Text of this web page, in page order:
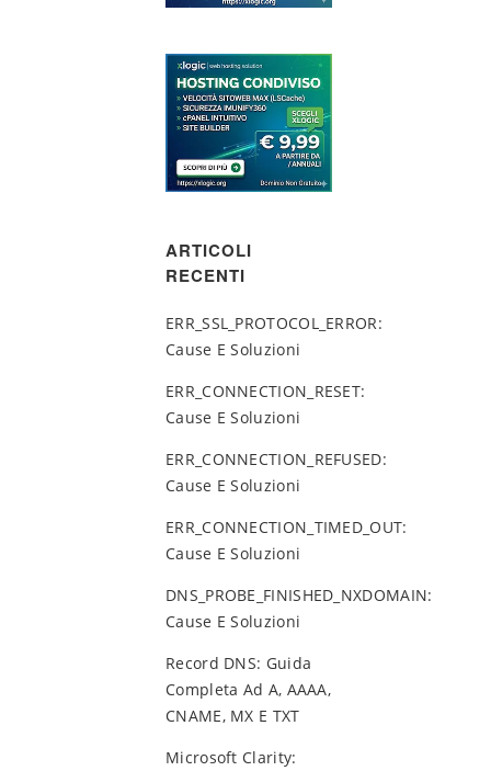
ARTICOLI
RECENTI
ERR_SSL_PROTOCOL_ERROR:
Cause E Soluzioni
ERR_CONNECTION_RESET:
Cause E Soluzioni
ERR_CONNECTION_REFUSED:
Cause E Soluzioni
ERR_CONNECTION_TIMED_OUT:
Cause E Soluzioni
DNS_PROBE_FINISHED_NXDOMAIN:
Cause E Soluzioni
Record DNS: Guida
Completa Ad A, AAAA,
CNAME, MX E TXT
Microsoft Clarity: